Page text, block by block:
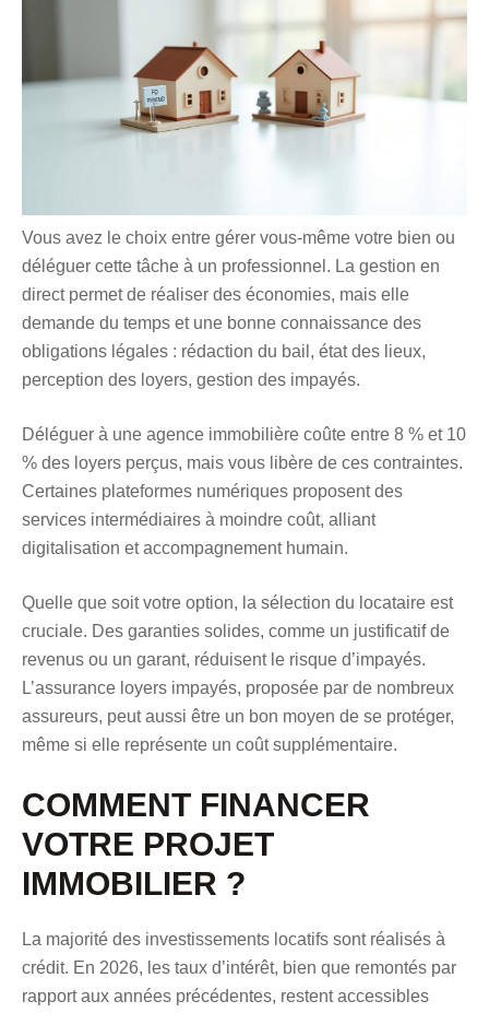
Vous avez le choix entre gérer vous-même votre bien ou
déléguer cette tâche à un professionnel. La gestion en
direct permet de réaliser des économies, mais elle
demande du temps et une bonne connaissance des
obligations légales : rédaction du bail, état des lieux,
perception des loyers, gestion des impayés.
Déléguer à une agence immobilière coûte entre 8 % et 10
% des loyers perçus, mais vous libère de ces contraintes.
Certaines plateformes numériques proposent des
services intermédiaires à moindre coût, alliant
digitalisation et accompagnement humain.
Quelle que soit votre option, la sélection du locataire est
cruciale. Des garanties solides, comme un justificatif de
revenus ou un garant, réduisent le risque d’impayés.
L’assurance loyers impayés, proposée par de nombreux
assureurs, peut aussi être un bon moyen de se protéger,
même si elle représente un coût supplémentaire.
COMMENT FINANCER
VOTRE PROJET
IMMOBILIER ?
La majorité des investissements locatifs sont réalisés à
crédit. En 2026, les taux d’intérêt, bien que remontés par
rapport aux années précédentes, restent accessibles